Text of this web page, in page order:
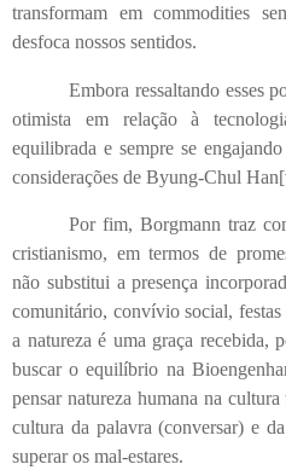
transformam em commodities
desfoca nossos sentidos.
Embora ressaltando esses
otimista em relação à
equilibrada e sempre se
considerações de Byung-Chul Han
Por fim, Borgmann traz
cristianismo, em termos de
não substitui a presença
comunitário, convívio social,
a natureza é uma graça recebida,
buscar o equilíbrio na
pensar natureza humana na
cultura da palavra (conversar) e
superar os mal-estares.